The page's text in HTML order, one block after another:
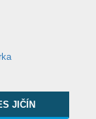
JIČÍN